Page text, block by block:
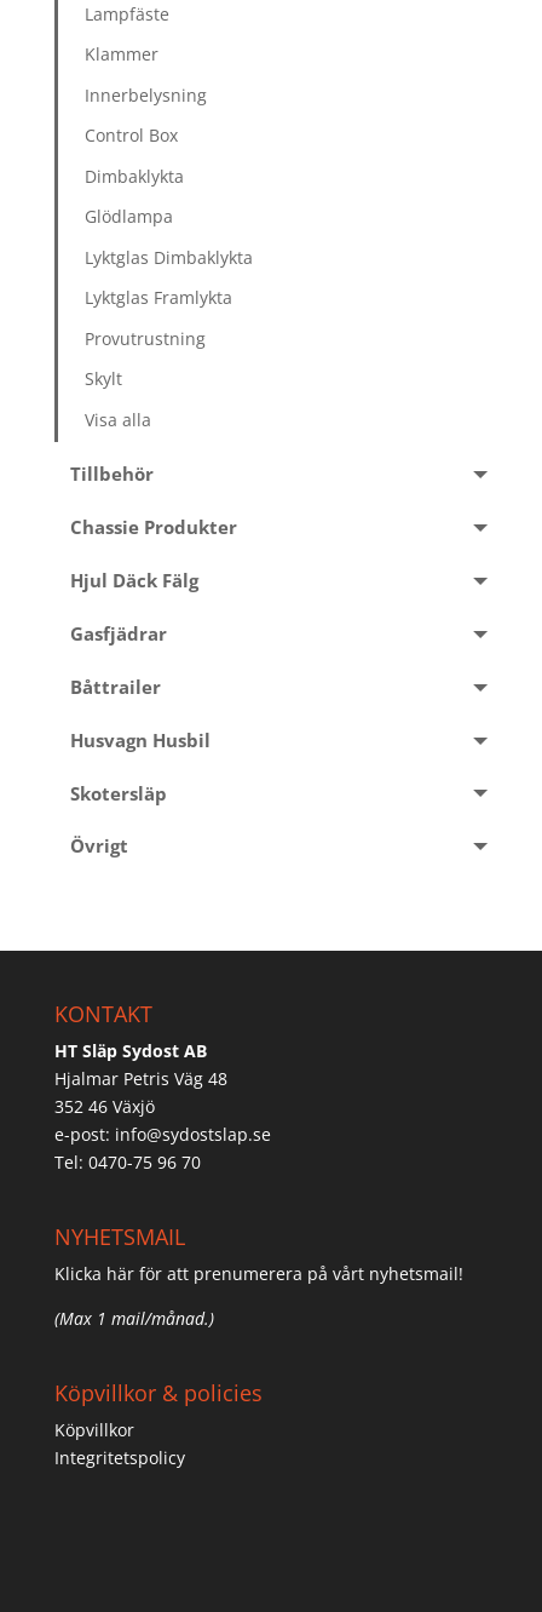
Lampfäste
Klammer
Innerbelysning
Control Box
Dimbaklykta
Glödlampa
Lyktglas Dimbaklykta
Lyktglas Framlykta
Provutrustning
Skylt
Visa alla
Tillbehör
Chassie Produkter
Hjul Däck Fälg
Gasfjädrar
Båttrailer
Husvagn Husbil
Skotersläp
Övrigt
KONTAKT
HT Släp Sydost AB
Hjalmar Petris Väg 48
352 46 Växjö
e-post: info@sydostslap.se
Tel: 0470-75 96 70
NYHETSMAIL
Klicka här för att prenumerera på vårt nyhetsmail!
(Max 1 mail/månad.)
Köpvillkor & policies
Köpvillkor
Integritetspolicy